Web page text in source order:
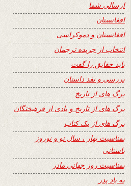
ارسالی شما
افغانستان
افغانستان و دموکراسی
انتخاب از جریده ترجمان
باید حقایق را گفت
بررسی و نقد داستان
برگ های از تاریخ
برگ های از تاریخ و یادی از فرهیختگان
برگ های از یک کتاب
بمناسبت بهار ، سال نو و نوروز
باستانی
بمناسبت روز جهانی مادر
به یاد پدر